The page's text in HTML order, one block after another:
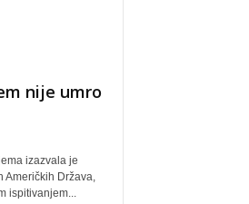
nije umro
izazvala je
Američkih Država,
ispitivanjem...